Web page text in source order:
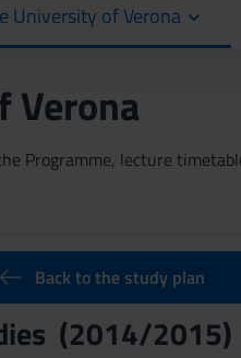
University of Verona
Verona
Programme, lecture
Back to the study plan
(2014/2015)